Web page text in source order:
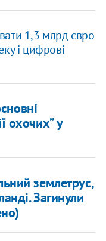
1,3 млрд євро
і цифрові
охочих” у
землетрус,
Загинули